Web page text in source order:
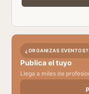
¿ORGANIZAS EVENTOS?
Publica el tuyo
Llega a miles de